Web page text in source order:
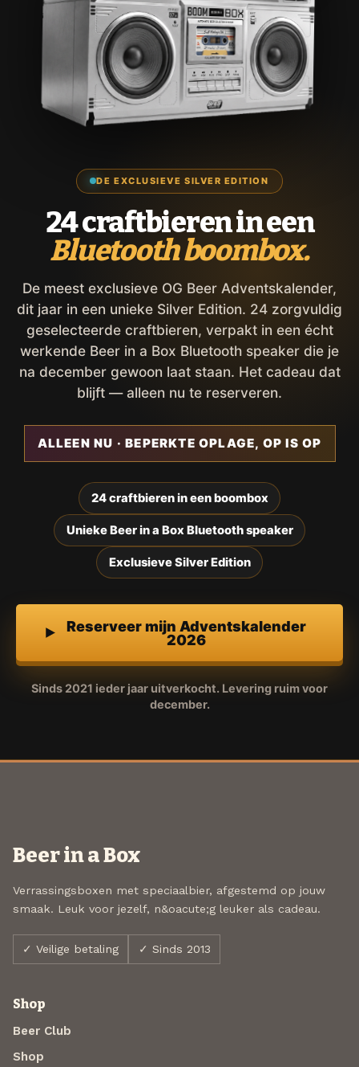
DE EXCLUSIEVE SILVER EDITION
24 craftbieren in een
Bluetooth boombox.
De meest exclusieve OG Beer Adventskalender,
dit jaar in een unieke Silver Edition. 24 zorgvuldig
geselecteerde craftbieren, verpakt in een écht
werkende Beer in a Box Bluetooth speaker die je
na december gewoon laat staan. Het cadeau dat
blijft — alleen nu te reserveren.
ALLEEN NU · BEPERKTE OPLAGE, OP IS OP
24 craftbieren in een boombox
Unieke Beer in a Box Bluetooth speaker
Exclusieve Silver Edition
Reserveer mijn Adventskalender
2026
Sinds 2021 ieder jaar uitverkocht. Levering ruim voor
december.
Beer in a Box
Verrassingsboxen met speciaalbier, afgestemd op jouw
smaak. Leuk voor jezelf, n&oacute;g leuker als cadeau.
✓ Veilige betaling ✓ Sinds 2013
Shop
Beer Club
Shop